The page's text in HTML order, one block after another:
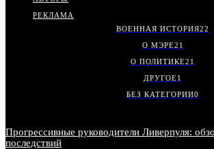
РЕКЛАМА
ВОЕННАЯ ИСТОРИЯ22
О МЭРЕ21
О ПОЛИТИКЕ21
ДРУГОЕ1
БЕЗ КАТЕГОРИИ0
Прогрессивные руководители Ливерпуля:
последствий